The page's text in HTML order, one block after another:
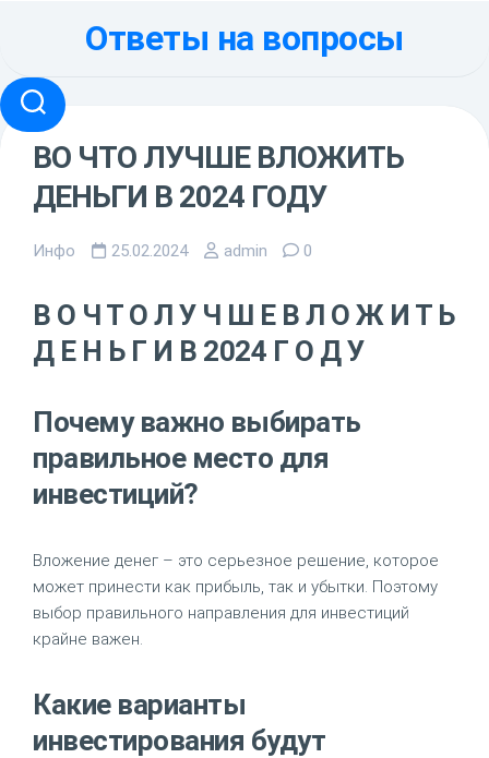
Ответы на вопросы
ВО ЧТО ЛУЧШЕ ВЛОЖИТЬ
ДЕНЬГИ В 2024 ГОДУ
Инфо 25.02.2024 admin 0
В О Ч Т О Л У Ч Ш Е В Л О Ж И Т Ь
Д Е Н Ь Г И В 2024 Г О Д У
Почему важно выбирать
правильное место для
инвестиций?
Вложение денег – это серьезное решение, которое
может принести как прибыль, так и убытки. Поэтому
выбор правильного направления для инвестиций
крайне важен.
Какие варианты
инвестирования будут